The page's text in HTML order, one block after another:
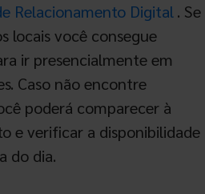
Relacionamento Digital . Se
locais você consegue
ir presencialmente em
Caso não encontre
poderá comparecer à
e verificar a disponibilidade
do dia.